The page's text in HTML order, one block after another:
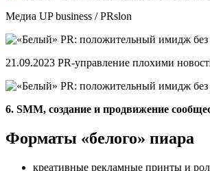
Медиа UP business / PRslon
21.09.2023 PR-управление плохими
6. SMM, создание и продвижение
Форматы «белого» пиара
креативные рекламные принты и